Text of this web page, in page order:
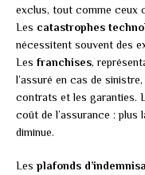
exclus, tout comme ceux
Les catastrophes
nécessitent souvent des
Les franchises,
l’assuré en cas de
contrats et les garanties.
coût de l’assurance : plus
diminue.
Les plafonds